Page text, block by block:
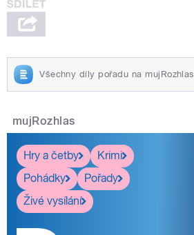
Všechny díly pořadu na mujRozhlas
mujRozhlas
Hry a četby
Krimi
Pohádky
Pořady
Živé vysílání